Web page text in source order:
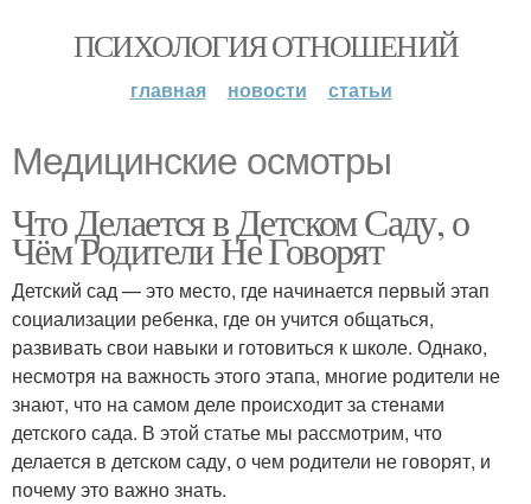
ПСИХОЛОГИЯ ОТНОШЕНИЙ
главная новости статьи
Медицинские осмотры
Что Делается в Детском Саду, о
Чём Родители Не Говорят
Детский сад — это место, где начинается первый этап
социализации ребенка, где он учится общаться,
развивать свои навыки и готовиться к школе. Однако,
несмотря на важность этого этапа, многие родители не
знают, что на самом деле происходит за стенами
детского сада. В этой статье мы рассмотрим, что
делается в детском саду, о чем родители не говорят, и
почему это важно знать.